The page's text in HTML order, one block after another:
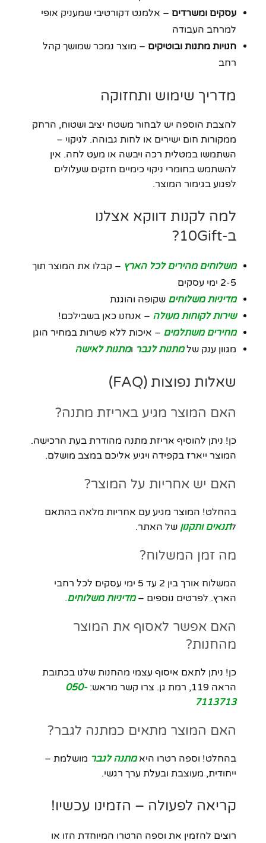
עסקים ומשרדים – אלמנט דקורטיבי שמעניק אופי
למרחב העבודה
חנויות מתנות ובוטיקים – מוצר נמכר שמושך קהל
רחב
מדריך שימוש ותחזוקה
להצבת הוספה יש לבחור משטח יציב ושטוח, הרחק
ממקורות חום ישירים או לחות גבוהה. לניקוי –
השתמשו במטלית רכה ויבשה או מעט לחה. אין
להשתמש בחומרי ניקוי כימיים חזקים שעלולים
לפגוע בגימור המוצר.
למה לקנות דווקא אצלנו
ב-10Gift?
משלוחים מהירים לכל הארץ – קבלו את המוצר תוך
2-5 ימי עסקים
מדיניות משלוחים שקופה והוגנת
שירות לקוחות מעולה – אנחנו כאן בשבילכם!
מחירים משתלמים – איכות ללא פשרות במחיר הוגן
מגוון ענק שלמתנות לגבר ומתנות לאישה
שאלות נפוצות (FAQ)
האם המוצר מגיע באריזת מתנה?
כן! ניתן להוסיף אריזת מתנה מהודרת בעת הרכישה.
המוצר ייארז בקפידה ויגיע אליכם במצב מושלם.
האם יש אחריות על המוצר?
בהחלט! המוצר מגיע עם אחריות מלאה בהתאם
לתנאים ותקנון של האתר.
מה זמן המשלוח?
המשלוח אורך בין 2 עד 5 ימי עסקים לכל רחבי
הארץ. לפרטים נוספים –מדיניות משלוחים.
האם אפשר לאסוף את המוצר
מהחנות?
כן! ניתן לתאם איסוף עצמי מהחנות שלנו בכתובת
הראה 119, רמת גן. צרו קשר מראש:
050-
7113713
האם המוצר מתאים כמתנה לגבר?
בהחלט! וספה רטרו היאמתנה לגבר מושלמת –
ייחודית, מעוצבת ובעלת ערך רגשי.
קריאה לפעולה – הזמינו עכשיו!
רוצים להזמין את וספה הרטרו המיוחדת הזו או